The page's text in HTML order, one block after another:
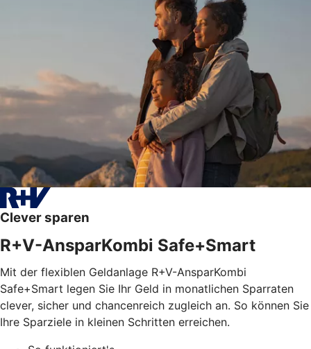
Clever sparen
R+V-AnsparKombi Safe+Smart
Mit der flexiblen Geldanlage R+V-AnsparKombi
Safe+Smart legen Sie Ihr Geld in monatlichen Sparraten
clever, sicher und chancenreich zugleich an. So können Sie
Ihre Sparziele in kleinen Schritten erreichen.